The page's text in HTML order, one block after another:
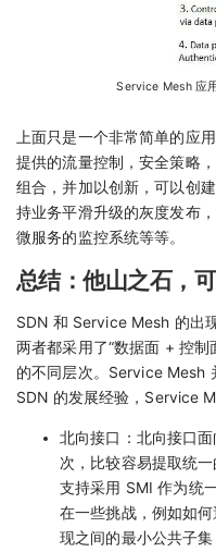
Service Mesh 应
上面只是一个非常简单的应
提供的流量控制，安全策略
组合，并加以创新，可以创
持业务平滑升级的灰度发布
微服务的监控系统等等。
总结：他山之石，
SDN 和 Service Mesh 的出
两者都采用了“数据面 + 控制
的不同层次。Service Mesh
SDN 的发展经验，Service
北向接口：北向接口
次，比较容易提取统
支持采用 SMI 作为统
在一些挑战，例如如
现之间的最小公共子